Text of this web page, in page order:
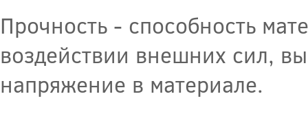
Прочность - способность
воздействии внешних сил,
напряжение в материале.